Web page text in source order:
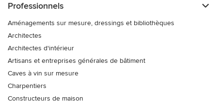
Professionnels
Aménagements sur mesure, dressings et bibliothèques
Architectes
Architectes d'intérieur
Artisans et entreprises générales de bâtiment
Caves à vin sur mesure
Charpentiers
Constructeurs de maison